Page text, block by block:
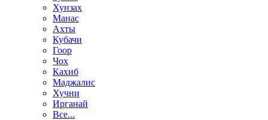
Хунзах
Манас
Ахты
Кубачи
Гоор
Чох
Кахиб
Маджалис
Хучни
Ирганай
Все...